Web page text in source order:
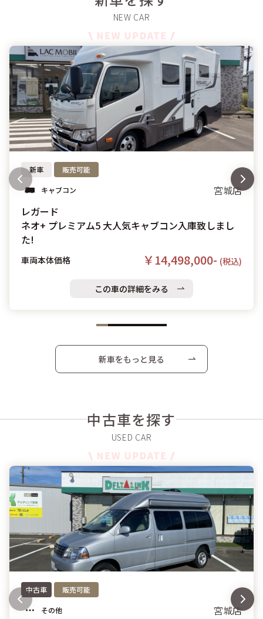
新車 販売可能
キャブコン
宮城店
レガード
ネオ+ プレミアム5 大人気キャブコン入庫致しまし
た!
車両本体価格 ￥14,498,000- (税込)
この車の詳細をみる
新車をもっと見る
中古車を探す
中古車 販売可能
その他 宮城店